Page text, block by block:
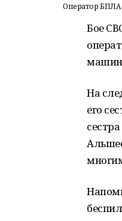
Оператор БПЛА
Бое
На
его